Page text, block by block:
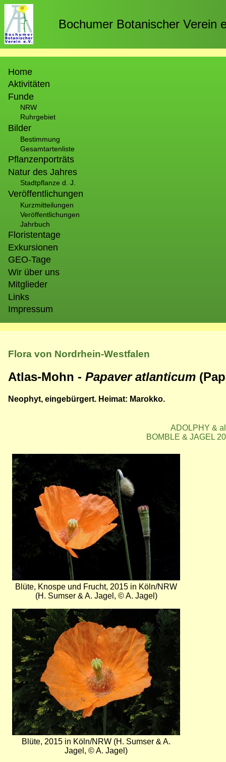
Direkt
zum
Inhalt
Bochumer Botanischer Verein
Home
Aktivitäten
Funde
NRW
Ruhrgebiet
Bilder
Bestimmung
Gesamtartenliste
Pflanzenporträts
Natur des Jahres
Stadtpflanze d. J.
Veröffentlichungen
Kurzmitteilungen
Veröffentlichungen
Jahrbuch
Floristentage
Exkursionen
GEO-Tage
Wir über uns
Mitglieder
Links
Impressum
Flora von Nordrhein-Westfalen
Atlas-Mohn - Papaver atlanticum
Neophyt, eingebürgert. Heimat: Marokko.
ADOLPHY &
BOMBLE & JAGEL
Bild
Blüte, Knospe und Frucht, 2015 in Köln/NRW
(H. Sumser & A. Jagel, © A. Jagel)
Bild
Blüte, 2015 in Köln/NRW (H. Sumser & A.
Jagel, © A. Jagel)